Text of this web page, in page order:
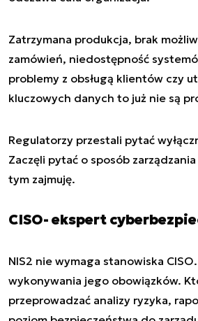
Zatrzymana produkcja, brak
zamówień, niedostępność
problemy z obsługą klientów czy
kluczowych danych to już nie są
Regulatorzy przestali pytać
Zaczęli pytać o sposób
tym zajmuję.
CISO- ekspert
NIS2 nie wymaga stanowiska
wykonywania jego obowiązków.
przeprowadzać analizy ryzyka,